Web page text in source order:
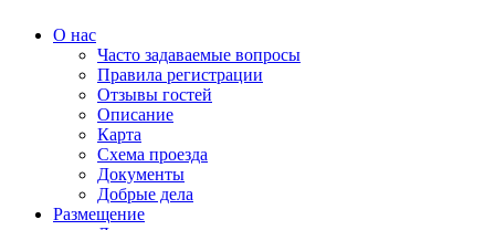
О нас
Часто задаваемые вопросы
Правила регистрации
Отзывы гостей
Описание
Карта
Схема проезда
Документы
Добрые дела
Размещение